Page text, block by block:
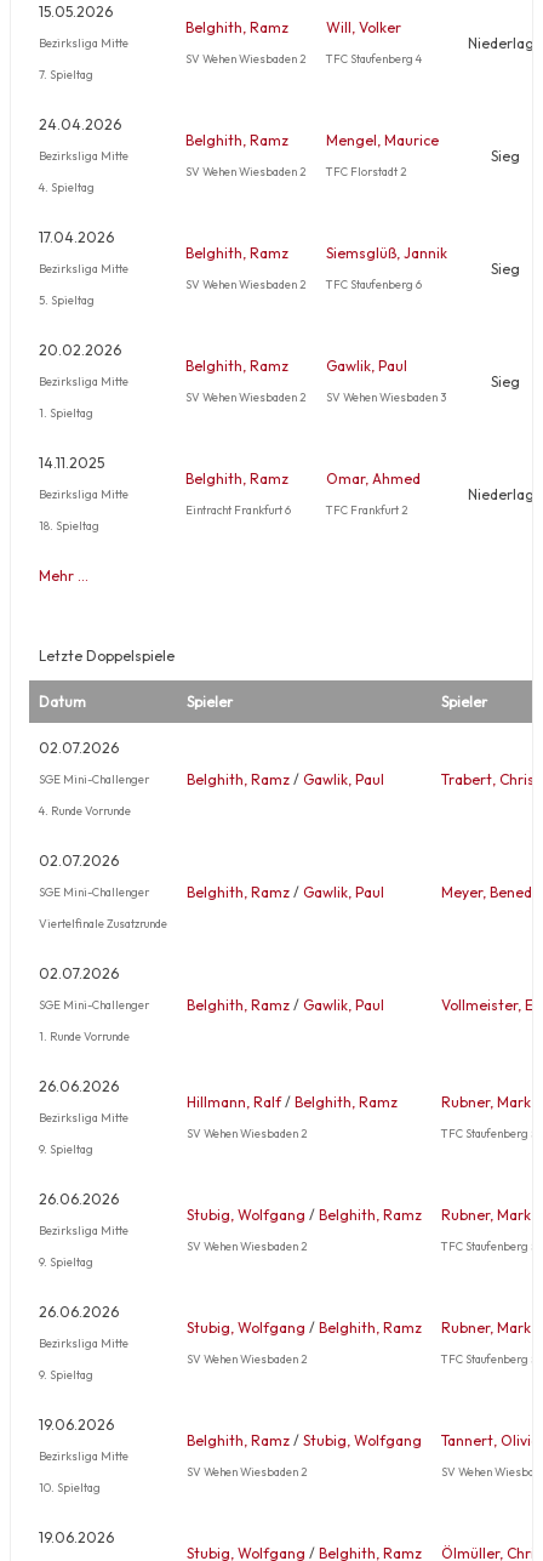
15.05.2026
Bezirksliga Mitte
7. Spieltag
Belghith, Ramz
SV Wehen Wiesbaden 2
Will, Volker
TFC Staufenberg 4
Niederlage
24.04.2026
Bezirksliga Mitte
4. Spieltag
Belghith, Ramz
SV Wehen Wiesbaden 2
Mengel, Maurice
TFC Florstadt 2
Sieg
17.04.2026
Bezirksliga Mitte
5. Spieltag
Belghith, Ramz
SV Wehen Wiesbaden 2
Siemsglüß, Jannik
TFC Staufenberg 6
Sieg
20.02.2026
Bezirksliga Mitte
1. Spieltag
Belghith, Ramz
SV Wehen Wiesbaden 2
Gawlik, Paul
SV Wehen Wiesbaden 3
Sieg
14.11.2025
Bezirksliga Mitte
18. Spieltag
Belghith, Ramz
Eintracht Frankfurt 6
Omar, Ahmed
TFC Frankfurt 2
Niederlage
Mehr …
Letzte Doppelspiele
Datum Spieler Spieler
02.07.2026
SGE Mini-Challenger
4. Runde Vorrunde
Belghith, Ramz / Gawlik, Paul Trabert,
02.07.2026
SGE Mini-Challenger
Viertelfinale Zusatzrunde
Belghith, Ramz / Gawlik, Paul Meyer,
02.07.2026
SGE Mini-Challenger
1. Runde Vorrunde
Belghith, Ramz / Gawlik, Paul Vollmeister,
26.06.2026
Bezirksliga Mitte
9. Spieltag
Hillmann, Ralf/ Belghith, Ramz
SV Wehen Wiesbaden 2
Rubner, Mark
TFC Staufenberg 5
26.06.2026
Bezirksliga Mitte
9. Spieltag
Stubig, Wolfgang / Belghith, Ramz
SV Wehen Wiesbaden 2
Rubner, Mark
TFC Staufenberg 5
26.06.2026
Bezirksliga Mitte
9. Spieltag
Stubig, Wolfgang / Belghith, Ramz
SV Wehen Wiesbaden 2
Rubner, Mark
TFC Staufenberg 5
19.06.2026
Bezirksliga Mitte
10. Spieltag
Belghith, Ramz / Stubig, Wolfgang
SV Wehen Wiesbaden 2
Tannert,
SV Wehen
19.06.2026
Stubig, Wolfgang / Belghith, Ramz Ölmüller,